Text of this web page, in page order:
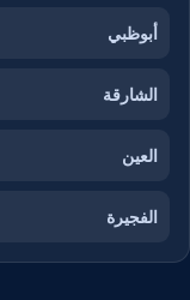
أبوظبي
الشارقة
العين
الفجيرة